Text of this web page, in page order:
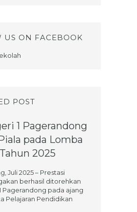
US ON FACEBOOK
POST
1 Pagerandong
pada Lomba
2025
Juli 2025 – Prestasi
berhasil ditorehkan
Pagerandong pada ajang
Pelajaran Pendidikan